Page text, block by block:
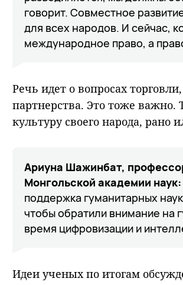
говорит. Совместное
для всех народов. И сейчас,
международное право, а
Речь идет о вопросах
партнерства. Это тоже важно.
культуру своего народа, рано
Ариуна Шажинбат,
Монгольской академии наук:
поддержка гуманитарных
чтобы обратили внимание на
время цифровизации и
Идеи ученых по итогам